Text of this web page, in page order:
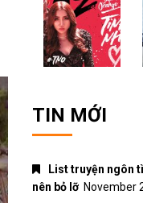
TIN MỚI
List truyện ngôn
nên bỏ lỡ November